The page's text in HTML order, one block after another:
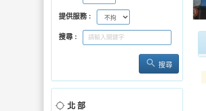
提供服務
搜尋
search 搜尋
location_searching 北 部